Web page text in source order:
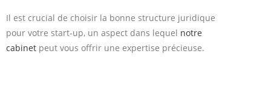
Il est crucial de choisir la bonne structure juridique
pour votre start-up, un aspect dans lequel notre
cabinet peut vous offrir une expertise précieuse.